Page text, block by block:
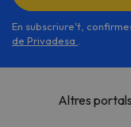
En subscriure't,
de Privadesa
Altres